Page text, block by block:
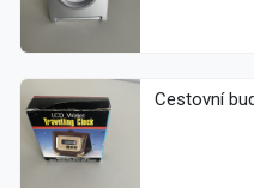
Cestovní